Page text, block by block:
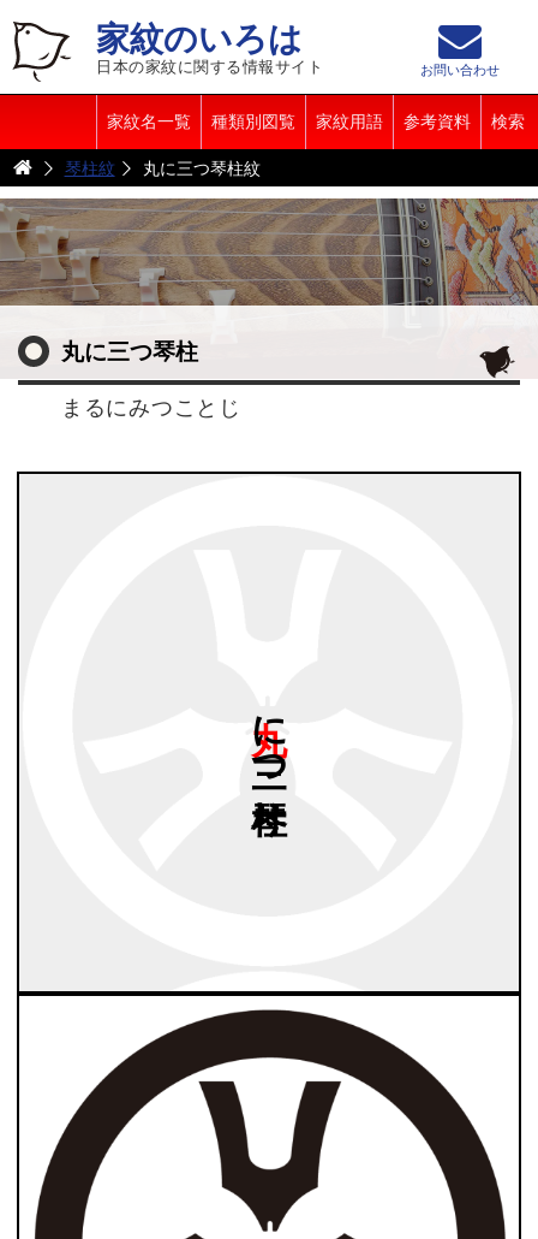
家紋のいろは
日本の家紋に関する情報サイト
家紋名一覧 種類別図覧 家紋用語 参考資料 検索
お問い合わせ
琴柱紋 丸に三つ琴柱紋
丸に三つ琴柱
まるにみつことじ
琴柱